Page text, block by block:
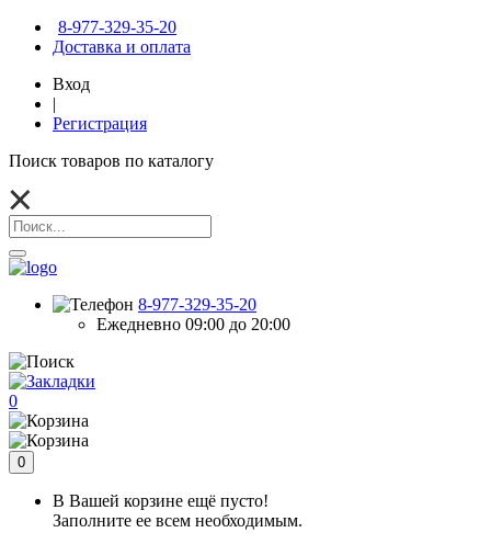
8-977-329-35-20
Доставка и оплата
Вход
|
Регистрация
Поиск товаров по каталогу
8-977-329-35-20
Ежедневно 09:00 до 20:00
0
0
В Вашей корзине ещё пусто!
Заполните ее всем необходимым.